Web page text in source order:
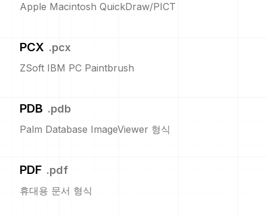
Apple Macintosh QuickDraw/PICT
PCX .pcx
ZSoft IBM PC Paintbrush
PDB .pdb
Palm Database ImageViewer 형식
PDF .pdf
휴대용 문서 형식